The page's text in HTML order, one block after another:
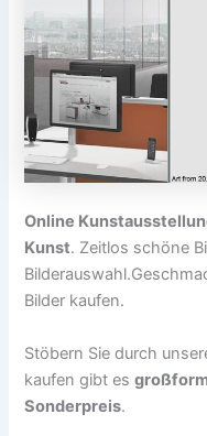
Online
Kunst. Zeitlos schöne
Bilder kaufen.
Stöbern Sie durch
kaufen gibt es
Sonderpreis.